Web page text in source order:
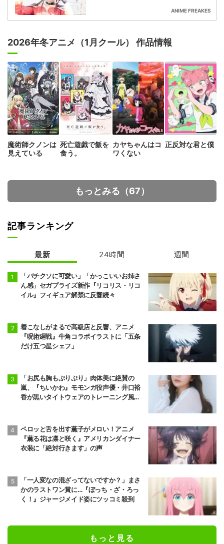
ANIME FREAKES
2026年冬アニメ（1月クール） 作品情報
魔術師クノンは
見えている
死亡遊戯で飯を
食う。
カヤちゃんはコ
ワくない
正反対な君と僕
もっとみる（67）
記事ランキング
最新 24時間 週間
「バチクソに可愛い」「かっこいいお姉さ
ん感」セガプライズ新作『リコリス・リコ
イル』フィギュア解禁に反響続々
着こなしがまるで高級店と反響、アニメ
『呪術廻戦』牛角コラボイラストに「五条
だけ五つ星シェフ」
「お尻も胸もぷりぷり」肉体美に絶賛の
嵐、『ちいかわ』モモンガ役声優・井口裕
香が黒いタイトウェアのトレーニング風景
ペロッと舌を出す薫子がメロい！アニメ
『薫る花は凛と咲く』アメリカンダイナー
衣装に「絶対行きます」の声
「一人変なの混ざってないですか？」まさ
かのラストワン賞に…『ぼっち・ざ・ろっ
く！』ジャージメイド姿にツッコミ殺到
もっと見る